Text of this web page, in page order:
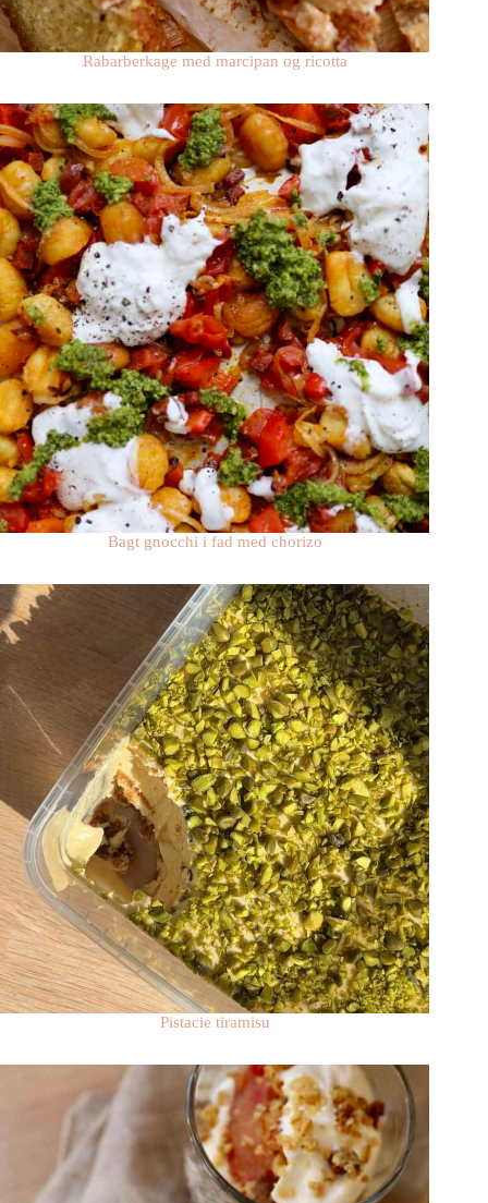
Rabarberkage med marcipan og ricotta
Bagt gnocchi i fad med chorizo
Pistacie tiramisu